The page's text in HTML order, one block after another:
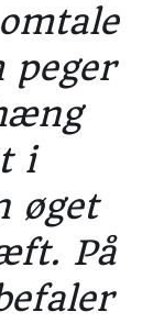
peger
i
øget
På